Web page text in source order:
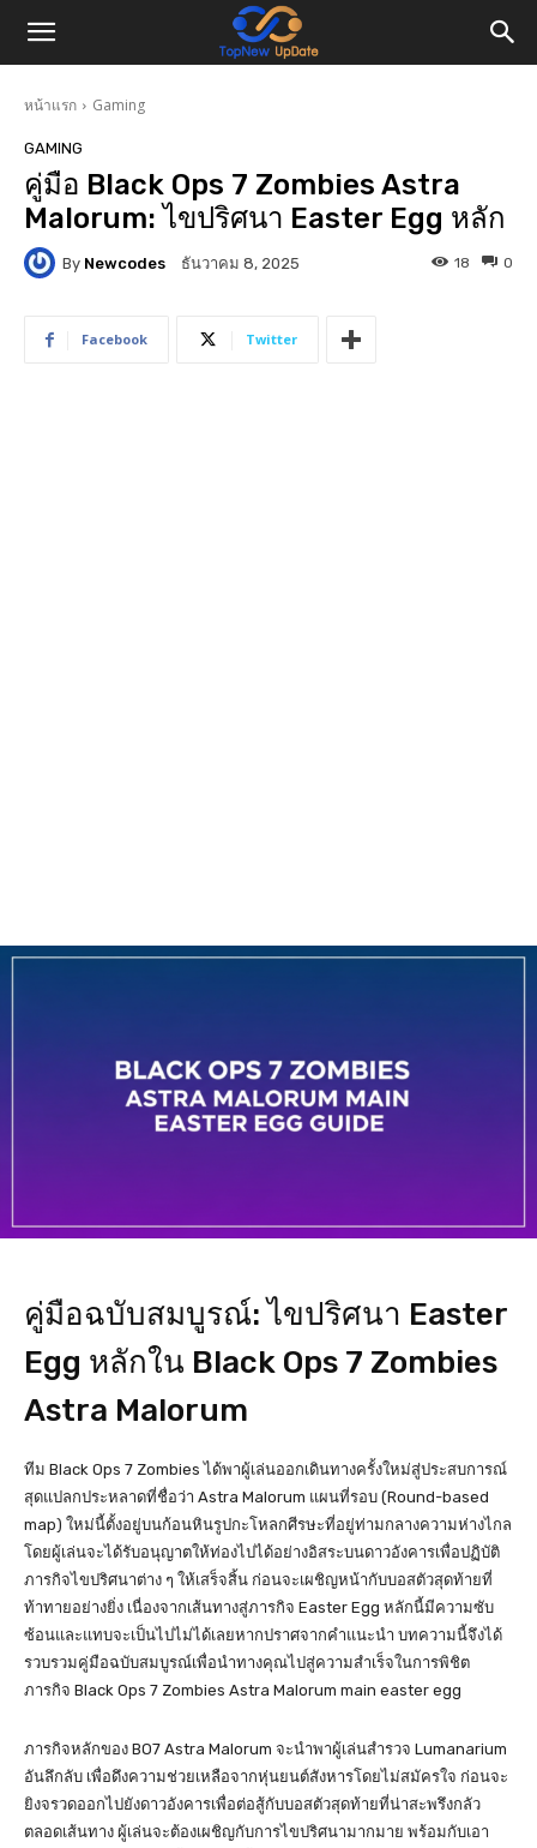
หน้าแรก Gaming
GAMING
คู่มือ Black Ops 7 Zombies Astra
Malorum: ไขปริศนา Easter Egg หลัก
By Newcodes ธันวาคม 8, 2025 0
18
Facebook Twitter
คู่มือฉบับสมบูรณ์: ไขปริศนา Easter
Egg หลักใน Black Ops 7 Zombies
Astra Malorum
ทีม Black Ops 7 Zombies ได้พาผู้เล่นออกเดินทางครั้งใหม่สู่ประสบการณ์
สุดแปลกประหลาดที่ชื่อว่า Astra Malorum แผนที่รอบ (Round-based
map) ใหม่นี้ตั้งอยู่บนก้อนหินรูปกะโหลกศีรษะที่อยู่ท่ามกลางความห่างไกล
โดยผู้เล่นจะได้รับอนุญาตให้ท่องไปได้อย่างอิสระบนดาวอังคารเพื่อปฏิบัติ
ภารกิจไขปริศนาต่าง ๆ ให้เสร็จสิ้น ก่อนจะเผชิญหน้ากับบอสตัวสุดท้ายที่
ท้าทายอย่างยิ่ง เนื่องจากเส้นทางสู่ภารกิจ Easter Egg หลักนี้มีความซับ
ซ้อนและแทบจะเป็นไปไม่ได้เลยหากปราศจากคำแนะนำ บทความนี้จึงได้
รวบรวมคู่มือฉบับสมบูรณ์เพื่อนำทางคุณไปสู่ความสำเร็จในการพิชิต
ภารกิจ Black Ops 7 Zombies Astra Malorum main easter egg
ภารกิจหลักของ BO7 Astra Malorum จะนำพาผู้เล่นสำรวจ Lumanarium
อันลึกลับ เพื่อดึงความช่วยเหลือจากหุ่นยนต์สังหารโดยไม่สมัครใจ ก่อนจะ
ยิงจรวดออกไปยังดาวอังคารเพื่อต่อสู้กับบอสตัวสุดท้ายที่น่าสะพรึงกลัว
ตลอดเส้นทาง ผู้เล่นจะต้องเผชิญกับการไขปริศนามากมาย พร้อมกับเอา